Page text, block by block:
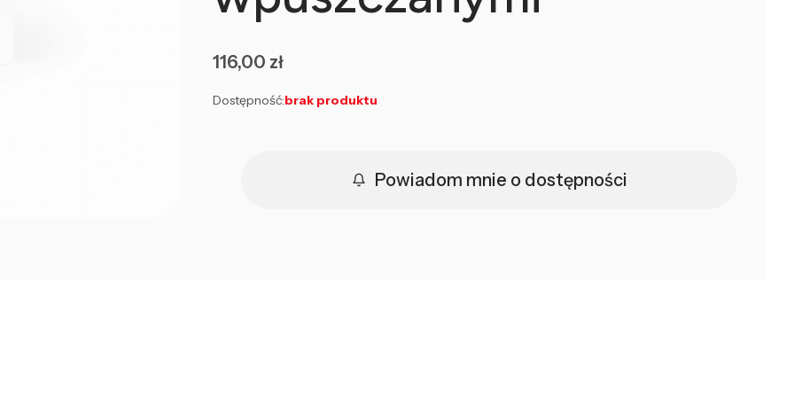
Cena
116,00 zł
Dostępność:brak produktu
Powiadom mnie o dostępności